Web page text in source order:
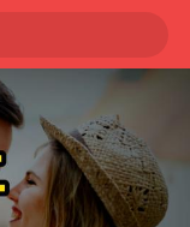
西湖突现狂风暴雨 游客瞬间被浇透
嫌疑人落网
大单周涨幅